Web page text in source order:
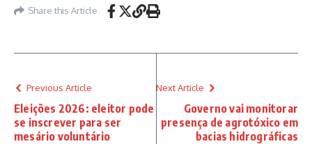
Share this Article
Previous Article
Eleições 2026: eleitor pode
se inscrever para ser
mesário voluntário
Next Article
Governo vai monitorar
presença de agrotóxico em
bacias hidrográficas